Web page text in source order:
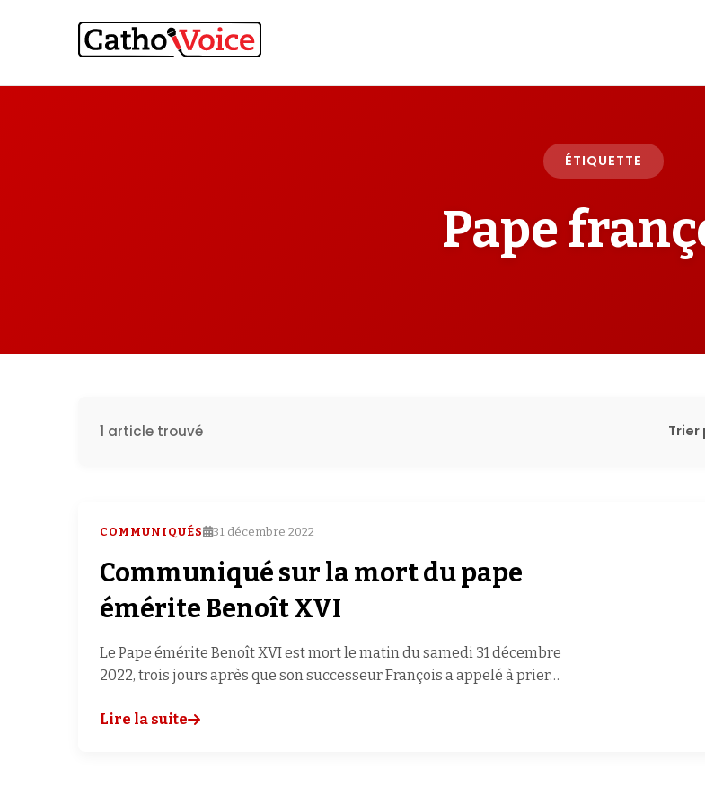
ÉTIQUETTE
Pape
1 article trouvé Trier
COMMUNIQUÉS 31 décembre 2022
Communiqué sur la mort du pape
émérite Benoît XVI
Le Pape émérite Benoît XVI est mort le matin du samedi 31 décembre
2022, trois jours après que son successeur François a appelé à prier…
Lire la suite